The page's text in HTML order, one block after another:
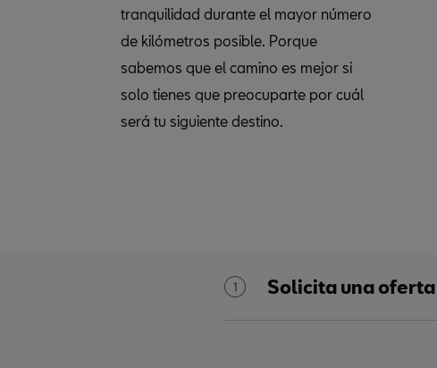
tranquilidad durante el mayor número
de kilómetros posible. Porque
sabemos que el camino es mejor si
solo tienes que preocuparte por cuál
será tu siguiente destino.
1 Solicita una